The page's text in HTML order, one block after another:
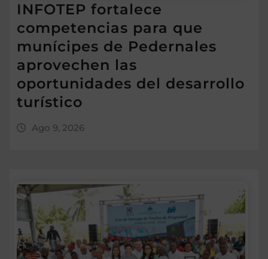
INFOTEP fortalece
competencias para que
munícipes de Pedernales
aprovechen las
oportunidades del desarrollo
turístico
Ago 9, 2026